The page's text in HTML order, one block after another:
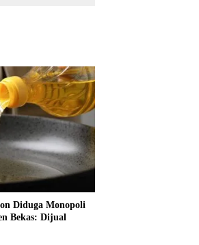
Diduga Monopoli
Bekas: Dijual